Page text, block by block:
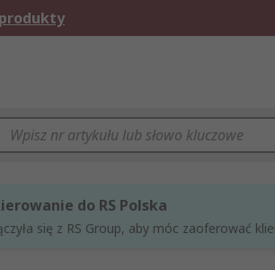
do RS Polska
się z RS Group, aby móc zaoferować